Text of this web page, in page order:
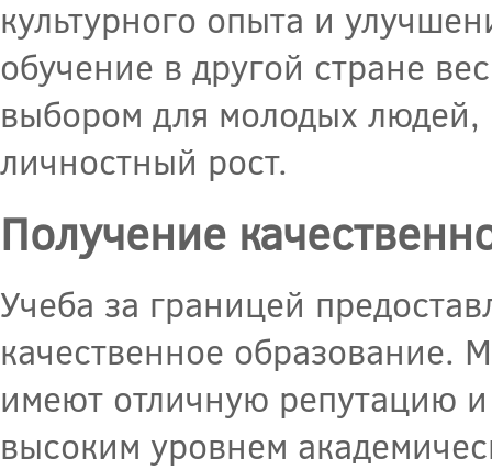
культурного опыта и
обучение в другой стране
выбором для молодых
личностный рост.
Получение
Учеба за границей
качественное образование.
имеют отличную репутацию
высоким уровнем